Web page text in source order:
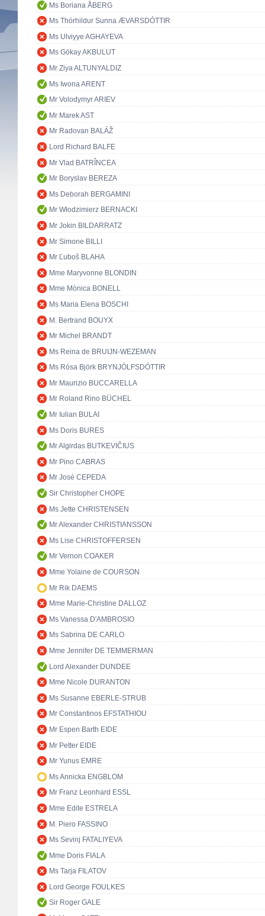
Ms Boriana ÅBERG
Ms Thórhildur Sunna ÆVARSDÓTTIR
Ms Ulviyye AGHAYEVA
Ms Gökay AKBULUT
Mr Ziya ALTUNYALDIZ
Ms Iwona ARENT
Mr Volodymyr ARIEV
Mr Marek AST
Mr Radovan BALÁŽ
Lord Richard BALFE
Mr Vlad BATRÎNCEA
Mr Boryslav BEREZA
Ms Deborah BERGAMINI
Mr Włodzimierz BERNACKI
Mr Jokin BILDARRATZ
Mr Simone BILLI
Mr Ľuboš BLAHA
Mme Maryvonne BLONDIN
Mme Mònica BONELL
Ms Maria Elena BOSCHI
M. Bertrand BOUYX
Mr Michel BRANDT
Ms Reina de BRUIJN-WEZEMAN
Ms Rósa Björk BRYNJÓLFSDÓTTIR
Mr Maurizio BUCCARELLA
Mr Roland Rino BÜCHEL
Mr Iulian BULAI
Ms Doris BURES
Mr Algirdas BUTKEVIČIUS
Mr Pino CABRAS
Mr José CEPEDA
Sir Christopher CHOPE
Ms Jette CHRISTENSEN
Mr Alexander CHRISTIANSSON
Ms Lise CHRISTOFFERSEN
Mr Vernon COAKER
Mme Yolaine de COURSON
Mr Rik DAEMS
Mme Marie-Christine DALLOZ
Ms Vanessa D'AMBROSIO
Ms Sabrina DE CARLO
Mme Jennifer DE TEMMERMAN
Lord Alexander DUNDEE
Mme Nicole DURANTON
Ms Susanne EBERLE-STRUB
Mr Constantinos EFSTATHIOU
Mr Espen Barth EIDE
Mr Petter EIDE
Mr Yunus EMRE
Ms Annicka ENGBLOM
Mr Franz Leonhard ESSL
Mme Edite ESTRELA
M. Piero FASSINO
Ms Sevinj FATALIYEVA
Mme Doris FIALA
Ms Tarja FILATOV
Lord George FOULKES
Sir Roger GALE